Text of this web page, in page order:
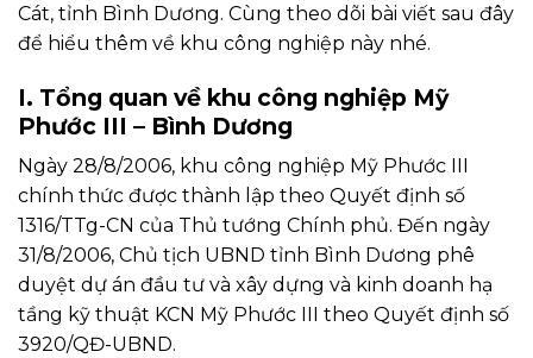
Cát, tỉnh Bình Dương. Cùng theo dõi bài viết sau đây
để hiểu thêm về khu công nghiệp này nhé.
I. Tổng quan về khu công nghiệp Mỹ
Phước III – Bình Dương
Ngày 28/8/2006, khu công nghiệp Mỹ Phước III
chính thức được thành lập theo Quyết định số
1316/TTg-CN của Thủ tướng Chính phủ. Đến ngày
31/8/2006, Chủ tịch UBND tỉnh Bình Dương phê
duyệt dự án đầu tư và xây dựng và kinh doanh hạ
tầng kỹ thuật KCN Mỹ Phước III theo Quyết định số
3920/QĐ-UBND.